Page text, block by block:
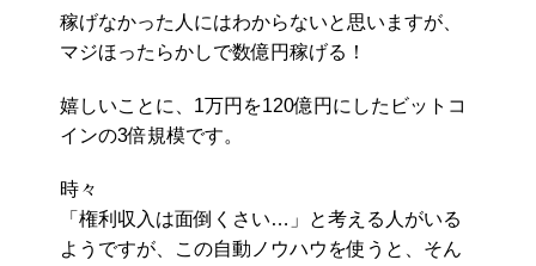
稼げなかった人にはわからないと思いますが、
マジほったらかしで数億円稼げる！
嬉しいことに、1万円を120億円にしたビットコ
インの3倍規模です。
時々
「権利収入は面倒くさい…」と考える人がいる
ようですが、この自動ノウハウを使うと、そん